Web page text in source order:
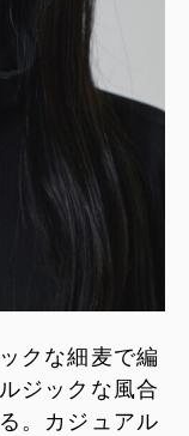
クな細麦で編
ジックな風合
。カジュアル